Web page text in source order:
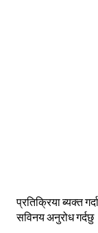
P
o
प्रतिक्रिया ब्यक्त
सविनय अनुरोध गर्दछु